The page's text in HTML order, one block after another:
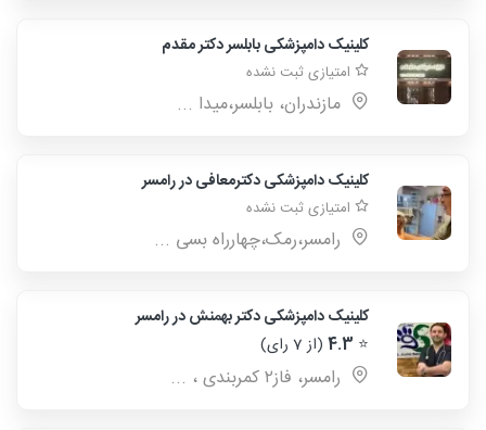
کلینیک دامپزشکی بابلسر دکتر مقدم
امتیازی ثبت نشده
مازندران، بابلسر،میدا ...
کلینیک دامپزشکی‌ دکترمعافی در رامسر
امتیازی ثبت نشده
رامسر،رمک،چهارراه بسی ...
کلینیک دامپزشکی دکتر بهمنش در رامسر
⭐
4.3 (از 7 رای)
رامسر، فاز۲ کمربندی ، ...